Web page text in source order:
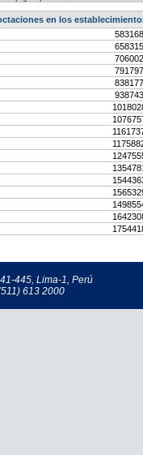
en los
583168
658315
706002
791797
838177
938743
445, Lima-1, Perú
613 2000